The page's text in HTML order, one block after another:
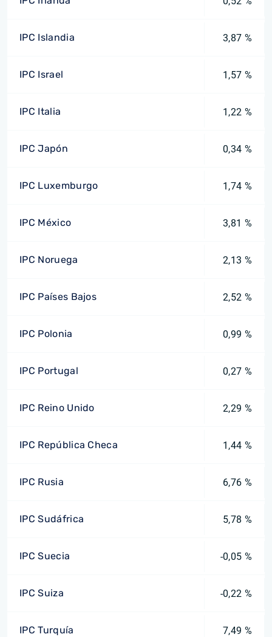
IPC Islandia 3,87 %
IPC Israel 1,57 %
IPC Italia 1,22 %
IPC Japón 0,34 %
IPC Luxemburgo 1,74 %
IPC México 3,81 %
IPC Noruega 2,13 %
IPC Países Bajos 2,52 %
IPC Polonia 0,99 %
IPC Portugal 0,27 %
IPC Reino Unido 2,29 %
IPC República Checa 1,44 %
IPC Rusia 6,76 %
IPC Sudáfrica 5,78 %
IPC Suecia -0,05 %
IPC Suiza -0,22 %
IPC Turquía 7,49 %